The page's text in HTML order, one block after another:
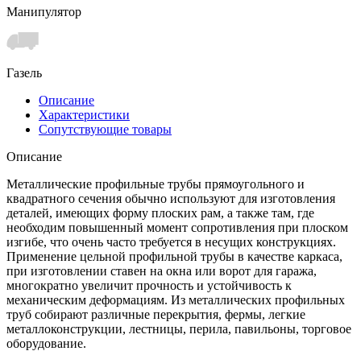
Манипулятор
Газель
Описание
Характеристики
Сопутствующие товары
Описание
Металлические профильные трубы прямоугольного и
квадратного сечения обычно используют для изготовления
деталей, имеющих форму плоских рам, а также там, где
необходим повышенный момент сопротивления при плоском
изгибе, что очень часто требуется в несущих конструкциях.
Применение цельной профильной трубы в качестве каркаса,
при изготовлении ставен на окна или ворот для гаража,
многократно увеличит прочность и устойчивость к
механическим деформациям. Из металлических профильных
труб собирают различные перекрытия, фермы, легкие
металлоконструкции, лестницы, перила, павильоны, торговое
оборудование.